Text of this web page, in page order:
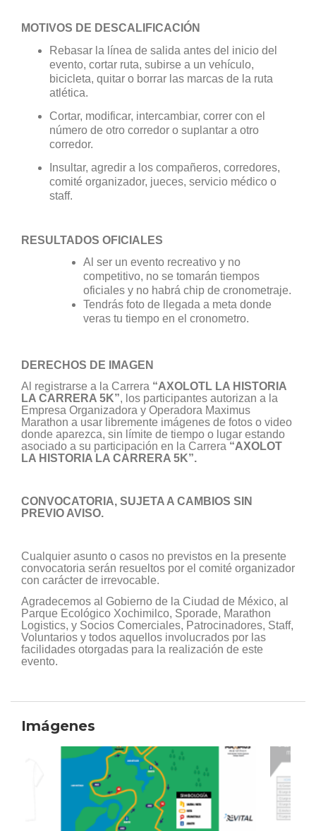
MOTIVOS DE DESCALIFICACIÓN
Rebasar la línea de salida antes del inicio del
evento, cortar ruta, subirse a un vehículo,
bicicleta, quitar o borrar las marcas de la ruta
atlética.
Cortar, modificar, intercambiar, correr con el
número de otro corredor o suplantar a otro
corredor.
Insultar, agredir a los compañeros, corredores,
comité organizador, jueces, servicio médico o
staff.
RESULTADOS OFICIALES
Al ser un evento recreativo y no
competitivo, no se tomarán tiempos
oficiales y no habrá chip de cronometraje.
Tendrás foto de llegada a meta donde
veras tu tiempo en el cronometro.
DERECHOS DE IMAGEN
Al registrarse a la Carrera “AXOLOTL LA HISTORIA
LA CARRERA 5K”, los participantes autorizan a la
Empresa Organizadora y Operadora Maximus
Marathon a usar libremente imágenes de fotos o video
donde aparezca, sin límite de tiempo o lugar estando
asociado a su participación en la Carrera “AXOLOT
LA HISTORIA LA CARRERA 5K”.
CONVOCATORIA, SUJETA A CAMBIOS SIN
PREVIO AVISO.
Cualquier asunto o casos no previstos en la presente
convocatoria serán resueltos por el comité organizador
con carácter de irrevocable.
Agradecemos al Gobierno de la Ciudad de México, al
Parque Ecológico Xochimilco, Sporade, Marathon
Logistics, y Socios Comerciales, Patrocinadores, Staff,
Voluntarios y todos aquellos involucrados por las
facilidades otorgadas para la realización de este
evento.
Imágenes